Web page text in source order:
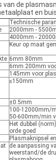
van de
en
Technische
2000mm -
4000mm -
Keur op maat
6mm 80mm
6mm 200mm
145mm voor
≤150mm
±0.5mm
100-12000mm/
50-600mm/min
Het dubbel
orde goed
Plasmaknipsel
de aanpassing
weerstand/de